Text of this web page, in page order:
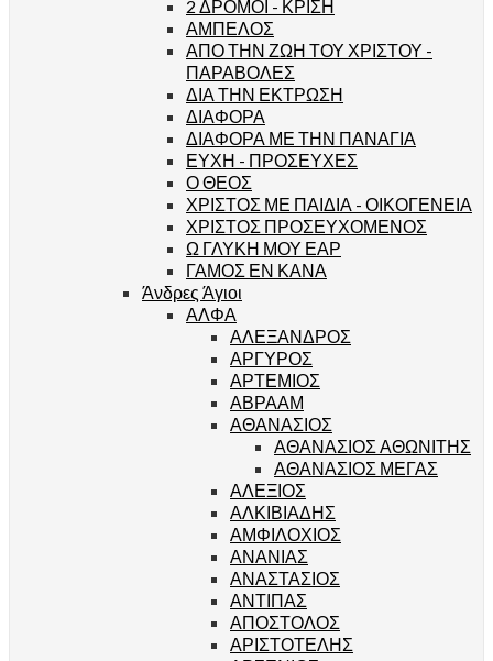
2 ΔΡΟΜΟΙ - ΚΡΙΣΗ
ΑΜΠΕΛΟΣ
ΑΠΟ ΤΗΝ ΖΩΗ ΤΟΥ ΧΡΙΣΤΟΥ -
ΠΑΡΑΒΟΛΕΣ
ΔΙΑ ΤΗΝ ΕΚΤΡΩΣΗ
ΔΙΑΦΟΡΑ
ΔΙΑΦΟΡΑ ΜΕ ΤΗΝ ΠΑΝΑΓΙΑ
ΕΥΧΗ - ΠΡΟΣΕΥΧΕΣ
Ο ΘΕΟΣ
ΧΡΙΣΤΟΣ ΜΕ ΠΑΙΔΙΑ - ΟΙΚΟΓΕΝΕΙΑ
ΧΡΙΣΤΟΣ ΠΡΟΣΕΥΧΟΜΕΝΟΣ
Ω ΓΛΥΚΗ ΜΟΥ ΕΑΡ
ΓΑΜΟΣ ΕΝ ΚΑΝΑ
Άνδρες Άγιοι
ΑΛΦΑ
ΑΛΕΞΑΝΔΡΟΣ
ΑΡΓΥΡΟΣ
ΑΡΤΕΜΙΟΣ
ΑΒΡΑΑΜ
ΑΘΑΝΑΣΙΟΣ
ΑΘΑΝΑΣΙΟΣ ΑΘΩΝΙΤΗΣ
ΑΘΑΝΑΣΙΟΣ ΜΕΓΑΣ
ΑΛΕΞΙΟΣ
ΑΛΚΙΒΙΑΔΗΣ
ΑΜΦΙΛΟΧΙΟΣ
ΑΝΑΝΙΑΣ
ΑΝΑΣΤΑΣΙΟΣ
ΑΝΤΙΠΑΣ
ΑΠΟΣΤΟΛΟΣ
ΑΡΙΣΤΟΤΕΛΗΣ